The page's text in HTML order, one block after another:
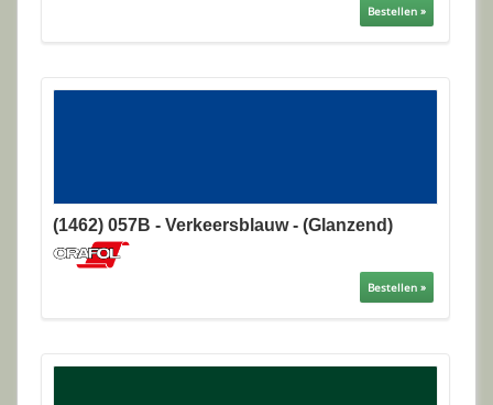
Bestellen »
(1462) 057B - Verkeersblauw - (Glanzend)
Bestellen »